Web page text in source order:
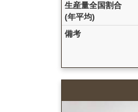
生産量全国割合
(年平均)
備考